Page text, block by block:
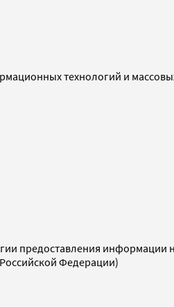
технологий и
предоставления информации
Федерации)